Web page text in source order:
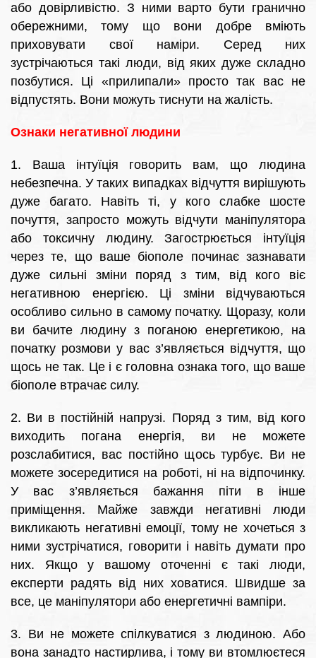
або довірливістю. З ними варто бути гранично
обережними, тому що вони добре вміють
приховувати свої наміри. Серед них
зустрічаються такі люди, від яких дуже складно
позбутися. Ці «прилипали» просто так вас не
відпустять. Вони можуть тиснути на жалість.
Ознаки негативної людини
1. Ваша інтуїція говорить вам, що людина
небезпечна. У таких випадках відчуття вирішують
дуже багато. Навіть ті, у кого слабке шосте
почуття, запросто можуть відчути маніпулятора
або токсичну людину. Загострюється інтуїція
через те, що ваше біополе починає зазнавати
дуже сильні зміни поряд з тим, від кого віє
негативною енергією. Ці зміни відчуваються
особливо сильно в самому початку. Щоразу, коли
ви бачите людину з поганою енергетикою, на
початку розмови у вас з’являється відчуття, що
щось не так. Це і є головна ознака того, що ваше
біополе втрачає силу.
2. Ви в постійній напрузі. Поряд з тим, від кого
виходить погана енергія, ви не можете
розслабитися, вас постійно щось турбує. Ви не
можете зосередитися на роботі, ні на відпочинку.
У вас з’являється бажання піти в інше
приміщення. Майже завжди негативні люди
викликають негативні емоції, тому не хочеться з
ними зустрічатися, говорити і навіть думати про
них. Якщо у вашому оточенні є такі люди,
експерти радять від них ховатися. Швидше за
все, це маніпулятори або енергетичні вампіри.
3. Ви не можете спілкуватися з людиною. Або
вона занадто настирлива, і тому ви втомлюєтеся